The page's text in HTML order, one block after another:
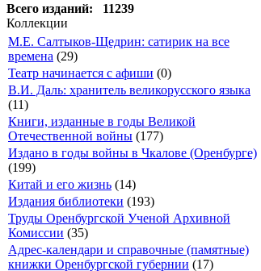
Всего изданий: 11239
Коллекции
М.Е. Салтыков-Щедрин: сатирик на все
времена (29)
Театр начинается с афиши (0)
В.И. Даль: хранитель великорусского языка
(11)
Книги, изданные в годы Великой
Отечественной войны (177)
Издано в годы войны в Чкалове (Оренбурге)
(199)
Китай и его жизнь (14)
Издания библиотеки (193)
Труды Оренбургской Ученой Архивной
Комиссии (35)
Адрес-календари и справочные (памятные)
книжки Оренбургской губернии (17)